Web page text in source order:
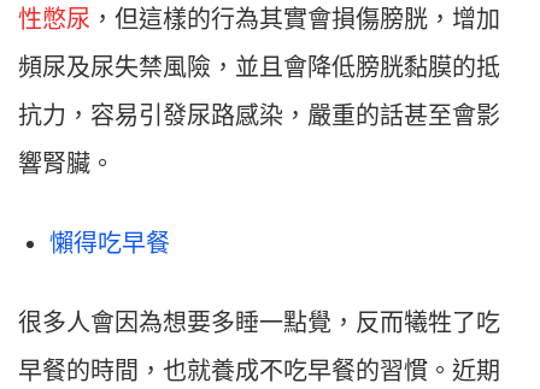
性憋尿 ，但這樣的行為其實會損傷膀胱，增加
頻尿及尿失禁風險，並且會降低膀胱黏膜的抵
抗力，容易引發尿路感染，嚴重的話甚至會影
響腎臟。
懶得吃早餐
很多人會因為想要多睡一點覺，反而犧牲了吃
早餐的時間，也就養成不吃早餐的習慣。近期